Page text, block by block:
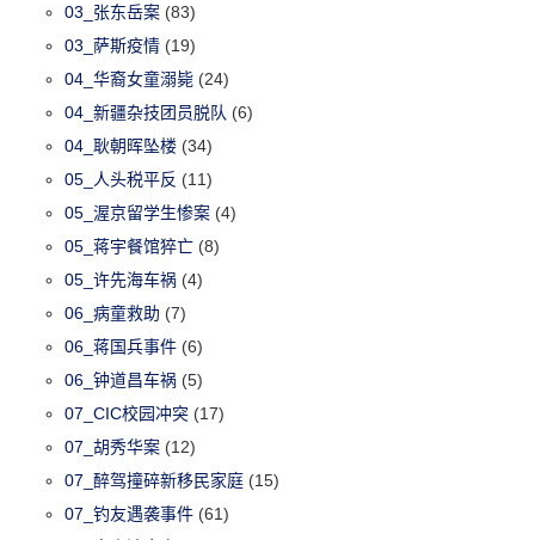
03_张东岳案 (83)
03_萨斯疫情 (19)
04_华裔女童溺毙 (24)
04_新疆杂技团员脱队 (6)
04_耿朝晖坠楼 (34)
05_人头税平反 (11)
05_渥京留学生惨案 (4)
05_蒋宇餐馆猝亡 (8)
05_许先海车祸 (4)
06_病童救助 (7)
06_蒋国兵事件 (6)
06_钟道昌车祸 (5)
07_CIC校园冲突 (17)
07_胡秀华案 (12)
07_醉驾撞碎新移民家庭 (15)
07_钓友遇袭事件 (61)